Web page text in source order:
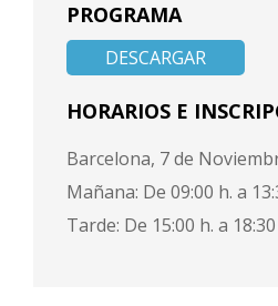
PROGRAMA
DESCARGAR
HORARIOS E
Barcelona, 7 de
Mañana: De 09:00 h. a
Tarde: De 15:00 h. a